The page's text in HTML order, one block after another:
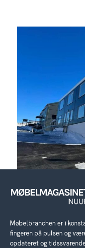
Møbelbranchen er i
fingeren på pulsen og
opdateret og